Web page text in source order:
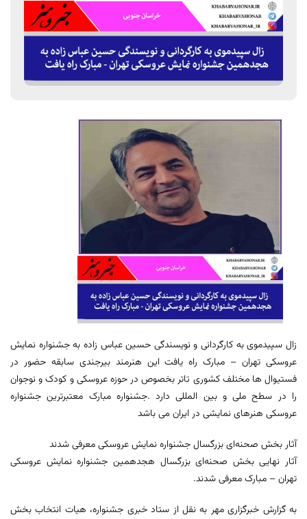
زال سپیدموی به کارگردانی و نویسندگی حسین عباس زاده به جشنواره نمایش
عروسکی تهران – مبارک راه یافت این هنرمند بیرجندی سابقه حضور در
فستیوال ها مختلف کشوری تاتر بخصوص در حوزه عروسکی و کودک و نوجوان
را در سطح ملی و بین المللی دارد .جشنواره مبارک معتبرترین جشنواره
عروسکی هنرهای نمایشی در ایران می باشد
آثار بخش صحنه‌ای بزرگسال جشنواره نمایش عروسکی معرفی شدند
آثار نهایی بخش صحنه‌ای بزرگسال هجدهمین جشنواره نمایش عروسکی
تهران – مبارک معرفی شدند.
به گزارش خبرگزاری مهر به نقل از ستاد خبری جشنواره، هیات انتخاب بخش